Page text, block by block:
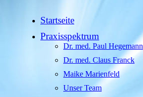
Startseite
Praxisspektrum
Dr. med. Paul Hegemann
Dr. med. Claus Franck
Maike Marienfeld
Unser Team